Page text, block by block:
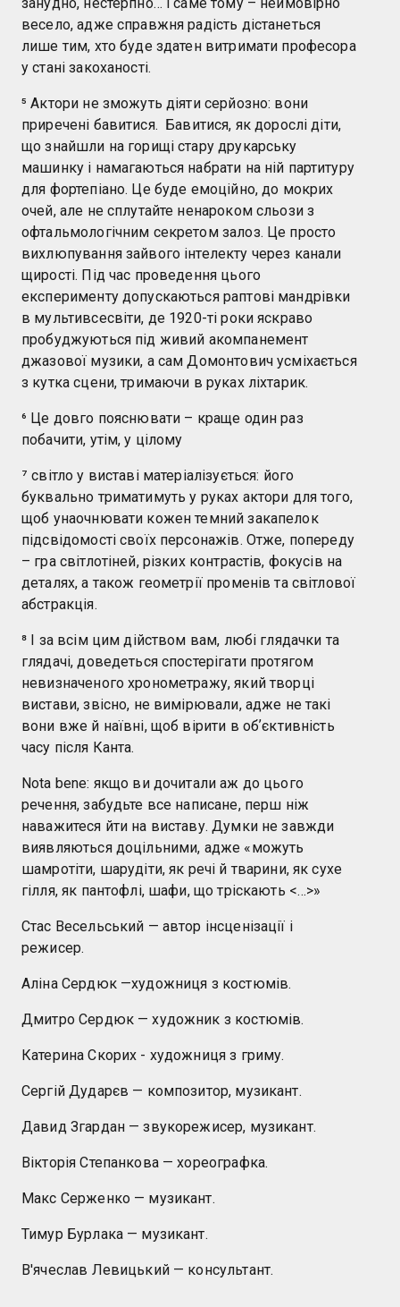
занудно, нестерпно… і саме тому – неймовірно
весело, адже справжня радість дістанеться
лише тим, хто буде здатен витримати професора
у стані закоханості.
⁵ Актори не зможуть діяти серйозно: вони
приречені бавитися. Бавитися, як дорослі діти,
що знайшли на горищі стару друкарську
машинку і намагаються набрати на ній партитуру
для фортепіано. Це буде емоційно, до мокрих
очей, але не сплутайте ненароком сльози з
офтальмологічним секретом залоз. Це просто
вихлюпування зайвого інтелекту через канали
щирості. Під час проведення цього
експерименту допускаються раптові мандрівки
в мультивсесвіти, де 1920-ті роки яскраво
пробуджуються під живий акомпанемент
джазової музики, а сам Домонтович усміхається
з кутка сцени, тримаючи в руках ліхтарик.
⁶ Це довго пояснювати – краще один раз
побачити, утім, у цілому
⁷ світло у виставі матеріалізується: його
буквально триматимуть у руках актори для того,
щоб унаочнювати кожен темний закапелок
підсвідомості своїх персонажів. Отже, попереду
– гра світлотіней, різких контрастів, фокусів на
деталях, а також геометрії променів та світлової
абстракція.
⁸ І за всім цим дійством вам, любі глядачки та
глядачі, доведеться спостерігати протягом
невизначеного хронометражу, який творці
вистави, звісно, не вимірювали, адже не такі
вони вже й наївні, щоб вірити в обʼєктивність
часу після Канта.
Nota bene: якщо ви дочитали аж до цього
речення, забудьте все написане, перш ніж
наважитеся йти на виставу. Думки не завжди
виявляються доцільними, адже «можуть
шамротіти, шарудіти, як речі й тварини, як сухе
гілля, як пантофлі, шафи, що тріскають <…>»
Стас Весельський — автор інсценізації і
режисер.
Аліна Сердюк —художниця з костюмів.
Дмитро Сердюк — художник з костюмів.
Катерина Скорих - художниця з гриму.
Сергій Дударєв — композитор, музикант.
Давид Згардан — звукорежисер, музикант.
Вікторія Степанкова — хореографка.
Макс Серженко — музикант.
Тимур Бурлака — музикант.
В'ячеслав Левицький — консультант.